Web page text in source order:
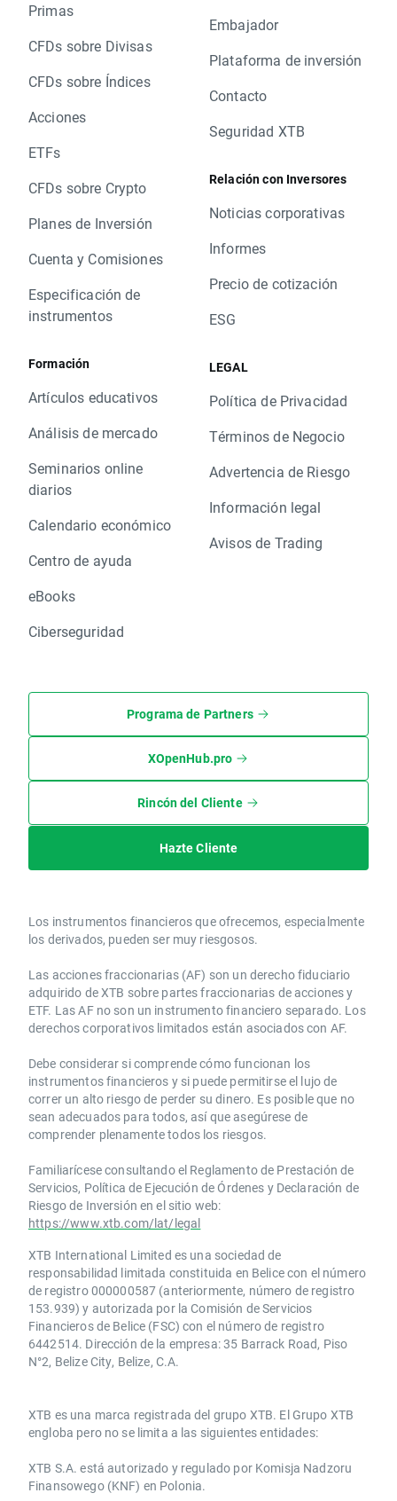
Primas
CFDs sobre Divisas
CFDs sobre Índices
Acciones
ETFs
CFDs sobre Crypto
Planes de Inversión
Cuenta y Comisiones
Especificación de
instrumentos
Formación
Artículos educativos
Análisis de mercado
Seminarios online
diarios
Calendario económico
Centro de ayuda
eBooks
Ciberseguridad
Embajador
Plataforma de inversión
Contacto
Seguridad XTB
Relación con Inversores
Noticias corporativas
Informes
Precio de cotización
ESG
LEGAL
Política de Privacidad
Términos de Negocio
Advertencia de Riesgo
Información legal
Avisos de Trading
Programa de Partners
XOpenHub.pro
Rincón del Cliente
Hazte Cliente
Los instrumentos financieros que ofrecemos, especialmente
los derivados, pueden ser muy riesgosos.
Las acciones fraccionarias (AF) son un derecho fiduciario
adquirido de XTB sobre partes fraccionarias de acciones y
ETF. Las AF no son un instrumento financiero separado. Los
derechos corporativos limitados están asociados con AF.
Debe considerar si comprende cómo funcionan los
instrumentos financieros y si puede permitirse el lujo de
correr un alto riesgo de perder su dinero. Es posible que no
sean adecuados para todos, así que asegúrese de
comprender plenamente todos los riesgos.
Familiarícese consultando el Reglamento de Prestación de
Servicios, Política de Ejecución de Órdenes y Declaración de
Riesgo de Inversión en el sitio web:
https://www.xtb.com/lat/legal
XTB International Limited es una sociedad de
responsabilidad limitada constituida en Belice con el número
de registro 000000587 (anteriormente, número de registro
153.939) y autorizada por la Comisión de Servicios
Financieros de Belice (FSC) con el número de registro
6442514. Dirección de la empresa: 35 Barrack Road, Piso
N°2, Belize City, Belize, C.A.
​​XTB es una marca registrada del grupo XTB. El Grupo XTB
engloba pero no se limita a las siguientes entidades:
XTB S.A.​ está autorizado y regulado por Komisja Nadzoru
Finansowego (KNF) ​en Polonia.